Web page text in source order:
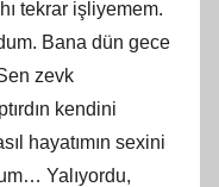
tekrar işliyemem.
Bana dün gece
zevk
kendini
hayatımın sexini
Yalıyordu,